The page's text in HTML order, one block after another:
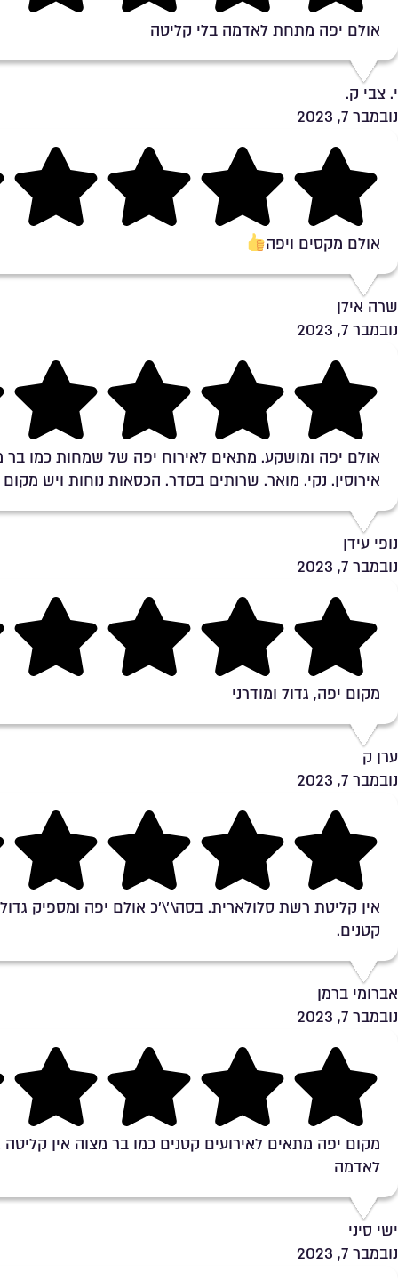
אולם יפה מתחת לאדמה בלי קליטה
י. צבי ק.
נובמבר 7, 2023
Rating 5 out of 5
אולם מקסים ויפה
שרה אילן
נובמבר 7, 2023
Rating 5 out of 5
אולם יפה ומושקע. מתאים לאירוח יפה של שמחות כמו בר
אירוסין. נקי. מואר. שרותים בסדר. הכסאות נוחות ויש
נופי עידן
נובמבר 7, 2023
Rating 5 out of 5
מקום יפה, גדול ומודרני
ערן ק
נובמבר 7, 2023
Rating 4.7 out of 5
אין קליטת רשת סלולארית. בסה\'\'כ אולם יפה ומספיק גדול
קטנים.
אברומי ברמן
נובמבר 7, 2023
Rating 5 out of 5
מקום יפה מתאים לאירועים קטנים כמו בר מצוה אין
לאדמה
ישי סיני
נובמבר 7, 2023